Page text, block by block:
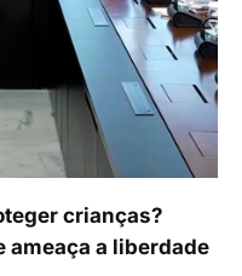
crianças?
ameaça a liberdade